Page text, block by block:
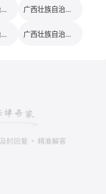
广西壮族自治区交通事故律师口碑排行榜 广西壮族自治区劳资纠纷律师口碑排行榜
广西壮族自治区企业法务律师口碑排行榜 广西壮族自治区债权债务律师口碑排行榜